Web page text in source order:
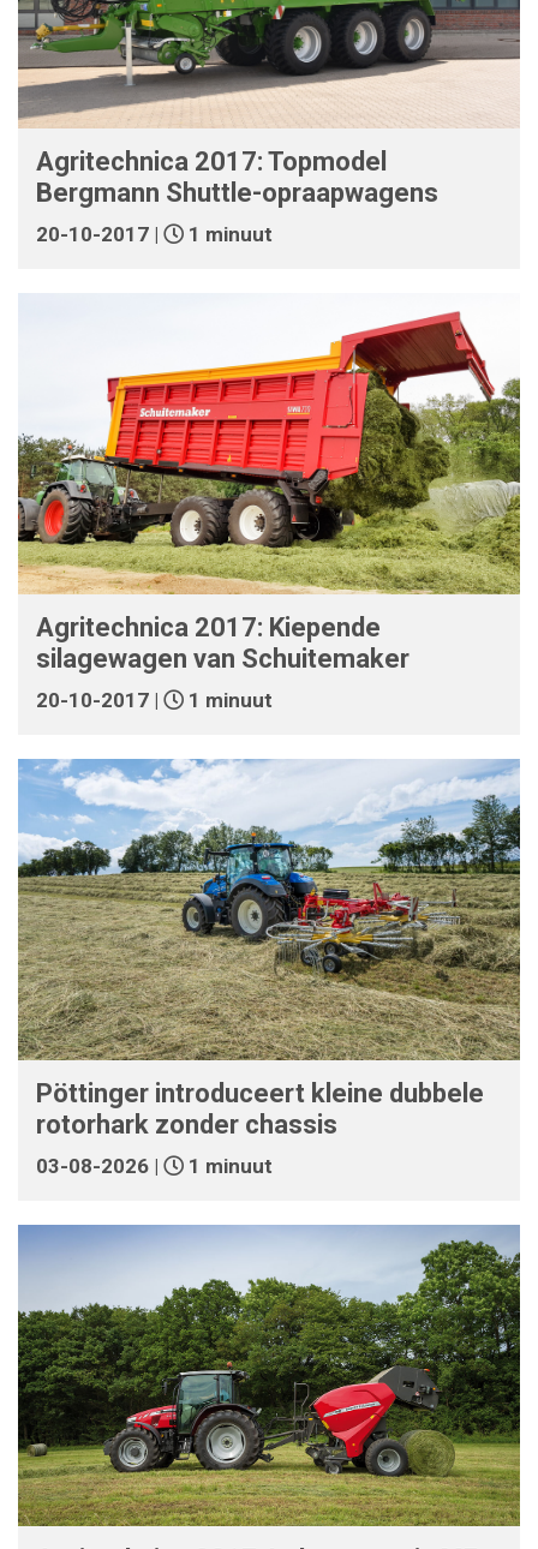
Agritechnica 2017: Topmodel
Bergmann Shuttle-opraapwagens
20-10-2017 | 1 minuut
Agritechnica 2017: Kiepende
silagewagen van Schuitemaker
20-10-2017 | 1 minuut
Pöttinger introduceert kleine dubbele
rotorhark zonder chassis
03-08-2026 | 1 minuut